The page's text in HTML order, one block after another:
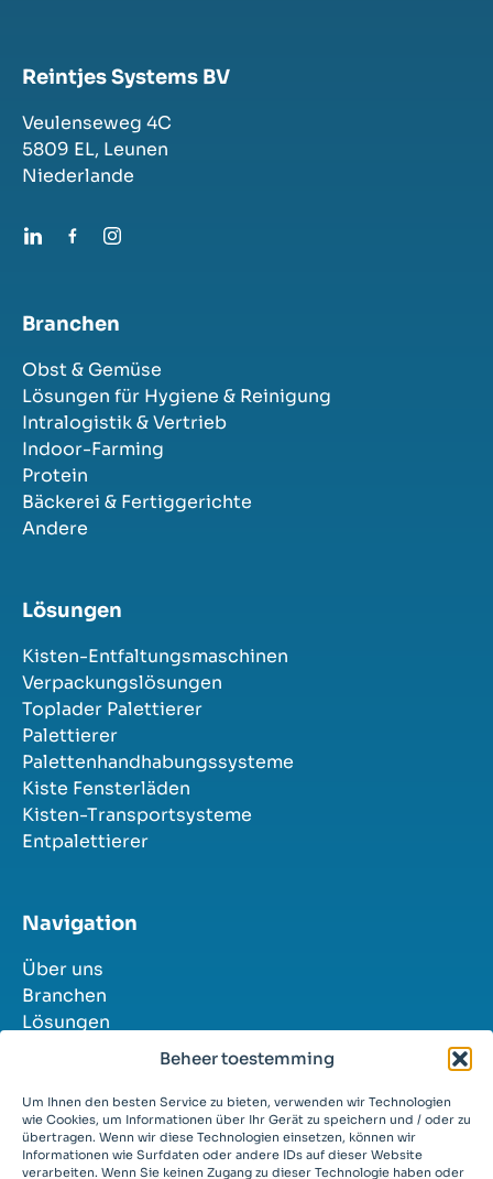
Beheer toestemming
Um Ihnen den besten Service zu bieten, verwenden wir Technologien
wie Cookies, um Informationen über Ihr Gerät zu speichern und / oder zu
übertragen. Wenn wir diese Technologien einsetzen, können wir
Informationen wie Surfdaten oder andere IDs auf dieser Website
verarbeiten. Wenn Sie keinen Zugang zu dieser Technologie haben oder
Reintjes Systems BV
Veulenseweg 4C
5809 EL, Leunen
Niederlande
Branchen
Obst & Gemüse
Lösungen für Hygiene & Reinigung
Intralogistik & Vertrieb
Indoor-Farming
Protein
Bäckerei & Fertiggerichte
Andere
Lösungen
Kisten-Entfaltungsmaschinen
Verpackungslösungen
Toplader Palettierer
Palettierer
Palettenhandhabungssysteme
Kiste Fensterläden
Kisten-Transportsysteme
Entpalettierer
Navigation
Über uns
Branchen
Lösungen
Erfolgsgeschichten
Stellenangebote